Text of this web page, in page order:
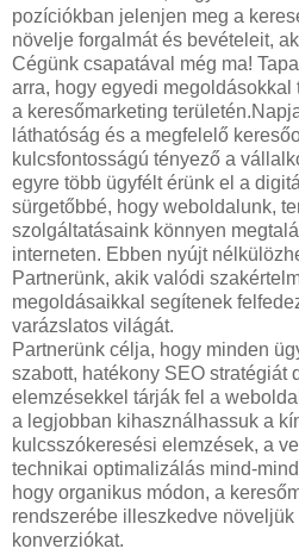
pozíciókban jelenjen meg a
növelje forgalmát és bevételeit,
Cégünk csapatával még ma!
arra, hogy egyedi
a keresőmarketing
láthatóság és a megfelelő
kulcsfontosságú tényező a
egyre több ügyfélt érünk el a
sürgetőbbé, hogy weboldalunk,
szolgáltatásaink könnyen
interneten. Ebben nyújt
Partnerünk, akik valódi
megoldásaikkal segítenek
varázslatos világát.
Partnerünk célja, hogy minden
szabott, hatékony SEO stratégiát
elemzésekkel tárják fel a
a legjobban kihasználhassuk a
kulcsszókeresési elemzések, a
technikai optimalizálás mind-
hogy organikus módon, a
rendszerébe illeszkedve
konverziókat.